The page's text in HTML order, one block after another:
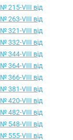
№ 215-VIII від
№ 263-VIII від
№ 321-VIII від
№ 332-VIII від
№ 344-VIII від
№ 364-VIII від
№ 366-VIII від
№ 381-VIII від
№ 420-VIII від
№ 482-VIII від
№ 548-VIII від
№ 555-VIII від